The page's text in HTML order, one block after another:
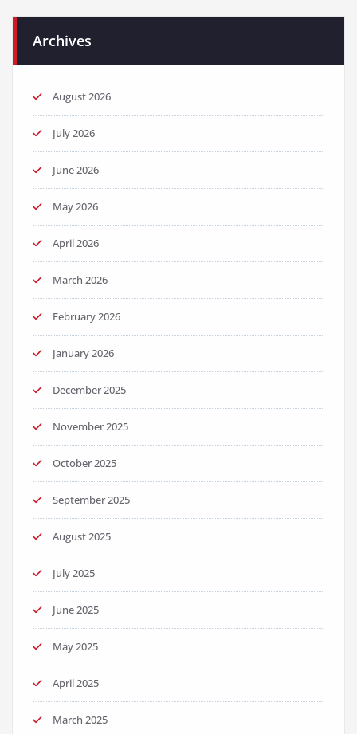
Archives
August 2026
July 2026
June 2026
May 2026
April 2026
March 2026
February 2026
January 2026
December 2025
November 2025
October 2025
September 2025
August 2025
July 2025
June 2025
May 2025
April 2025
March 2025